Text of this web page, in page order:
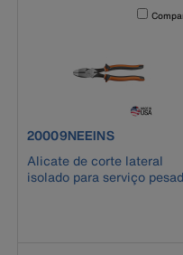
product number
20009NEEINS
Alicate de corte lateral
isolado para serviço